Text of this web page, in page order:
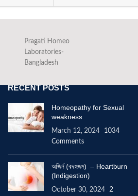
Pragati Homeo
Laboratories-
Bangladesh
RECENT POSTS
Homeopathy for Sexual
weakness
March 12, 2024
1034
Comments
অজির্ন (বদহজম) – Heartburn
(Indigestion)
October 30, 2024 2